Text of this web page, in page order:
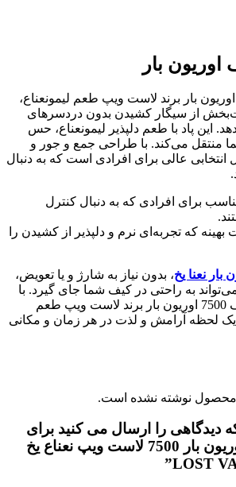
بار
مصرف 7500 اوریون بار برند لاست ویپ طعم لیمونعناع،
از سیگار کشیدن بدون دردسرهای
پاد با طعم دلپذیر لیمونعناع، حس
می‌کند. با طراحی جمع و جور و
عالی برای افرادی است که به دنبال
برای افرادی که به دنبال کنترل
که تجربه‌ای نرم و دلپذیر از کشیدن را
یخ، بدون نیاز به شارژ و یا تعویض،
به راحتی در کیف شما جای گیرد. با
انتخاب پاد یکبار مصرف 7500 اوریون بار برند لاست ویپ طعم
لحظه آرامش و لذت در هر زمان و مکانی
نوشته نشده است.
را ارسال می کنید برای
“پاد یکبارمصرف اوریون بار 7500 لاست ویپ نعناع یخ